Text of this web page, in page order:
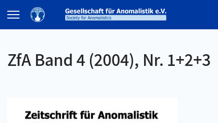
ZfA Band 4 (2004), Nr. 1+2+3